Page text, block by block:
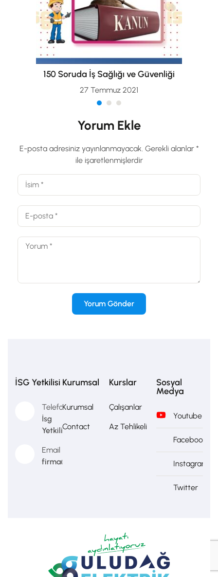
150 Soruda İş Sağlığı ve Güvenliği
27 Temmuz 2021
Yorum Ekle
E-posta adresiniz yayınlanmayacak. Gerekli alanlar *
ile işaretlenmişlerdir
İSG Yetkilisi
Telefon
İsg
Yetkilisi
Email
firma@firma.com
Kurumsal
Kurumsal
Contact
Kurslar
Çalışanlar
Az Tehlikeli
Sosyal
Medya
Youtube
Facebook
Instagram
Twitter